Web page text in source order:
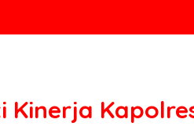
Kinerja